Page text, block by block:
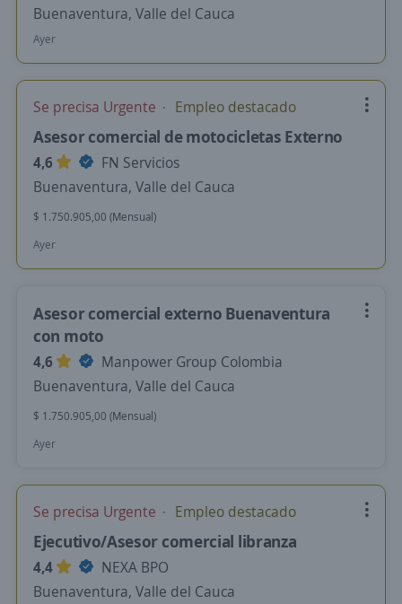
Buenaventura, Valle del Cauca
Ayer
Se precisa Urgente Empleo destacado
Asesor comercial de motocicletas Externo
4,6
FN Servicios
Buenaventura, Valle del Cauca
$ 1.750.905,00 (Mensual)
Ayer
Asesor comercial externo Buenaventura
con moto
4,6
Manpower Group Colombia
Buenaventura, Valle del Cauca
$ 1.750.905,00 (Mensual)
Ayer
Se precisa Urgente Empleo destacado
Ejecutivo/Asesor comercial libranza
4,4
NEXA BPO
Buenaventura, Valle del Cauca